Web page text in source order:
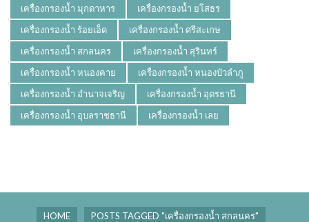
เครื่องกรองน้ำ มุกดาหาร
เครื่องกรองน้ำ ยโสธร
เครื่องกรองน้ำ ร้อยเอ็ด
เครื่องกรองน้ำ ศรีสะเกษ
เครื่องกรองน้ำ สกลนคร
เครื่องกรองน้ำ สุรินทร์
เครื่องกรองน้ำ หนองคาย
เครื่องกรองน้ำ หนองบัวลำภู
เครื่องกรองน้ำ อำนาจเจริญ
เครื่องกรองน้ำ อุดรธานี
เครื่องกรองน้ำ อุบลราชธานี
เครื่องกรองน้ำ เลย
HOME POSTS TAGGED "เครื่องกรองน้ำ สกลนคร"